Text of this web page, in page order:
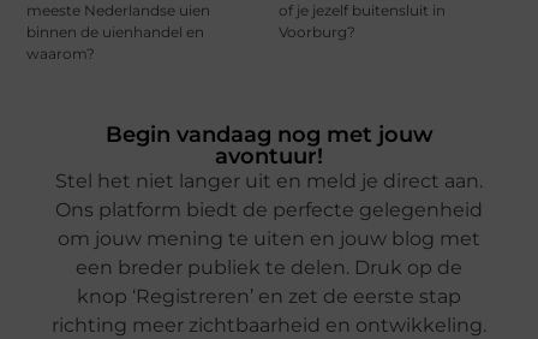
meeste Nederlandse uien
binnen de uienhandel en
waarom?
of je jezelf buitensluit in
Voorburg?
Begin vandaag nog met jouw
avontuur!
Stel het niet langer uit en meld je direct aan.
Ons platform biedt de perfecte gelegenheid
om jouw mening te uiten en jouw blog met
een breder publiek te delen. Druk op de
knop ‘Registreren’ en zet de eerste stap
richting meer zichtbaarheid en ontwikkeling.